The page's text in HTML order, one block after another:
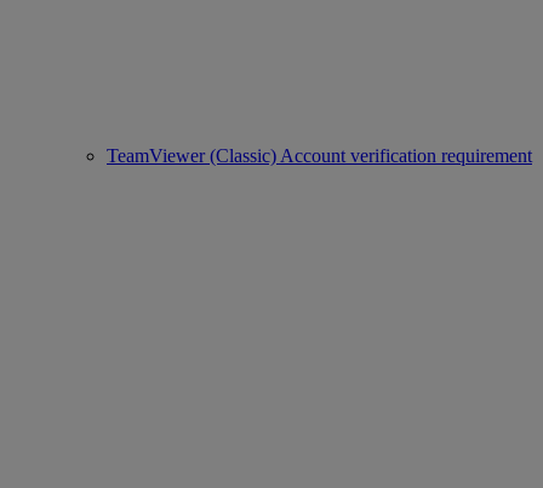
TeamViewer (Classic) Account verification requirement